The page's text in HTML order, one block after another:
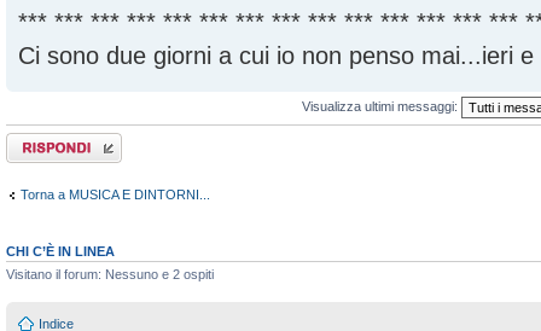
*** *** *** *** *** *** *** *** *** *** *** *** *** ***
Ci sono due giorni a cui io non penso mai...ieri
Visualizza ultimi messaggi:
Rispondi al
messaggio
Torna a MUSICA E DINTORNI...
CHI C’È IN LINEA
Visitano il forum: Nessuno e 2 ospiti
Indice